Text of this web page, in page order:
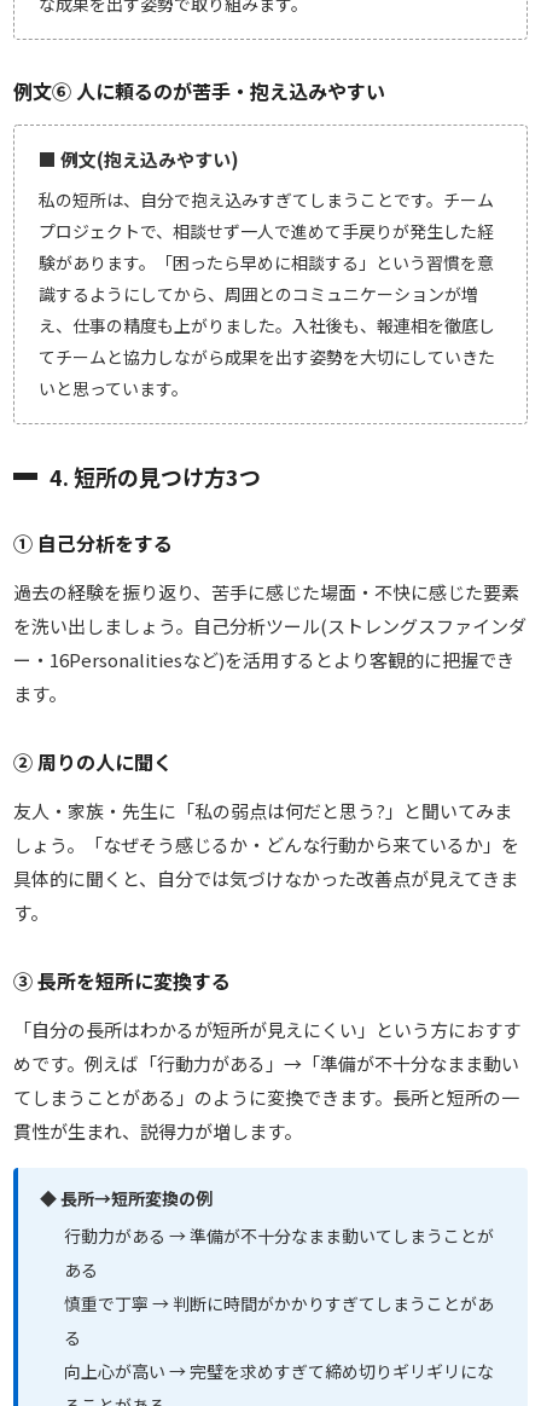
例文⑥ 人に頼るのが苦手・抱え込みやすい
■ 例文(抱え込みやすい)
私の短所は、自分で抱え込みすぎてしまうことです。チーム
プロジェクトで、相談せず一人で進めて手戻りが発生した経
験があります。「困ったら早めに相談する」という習慣を意
識するようにしてから、周囲とのコミュニケーションが増
え、仕事の精度も上がりました。入社後も、報連相を徹底し
てチームと協力しながら成果を出す姿勢を大切にしていきた
いと思っています。
4. 短所の見つけ方3つ
① 自己分析をする
過去の経験を振り返り、苦手に感じた場面・不快に感じた要素
を洗い出しましょう。自己分析ツール(ストレングスファインダ
ー・16Personalitiesなど)を活用するとより客観的に把握でき
ます。
② 周りの人に聞く
友人・家族・先生に「私の弱点は何だと思う?」と聞いてみま
しょう。「なぜそう感じるか・どんな行動から来ているか」を
具体的に聞くと、自分では気づけなかった改善点が見えてきま
す。
③ 長所を短所に変換する
「自分の長所はわかるが短所が見えにくい」という方におすす
めです。例えば「行動力がある」→「準備が不十分なまま動い
てしまうことがある」のように変換できます。長所と短所の一
貫性が生まれ、説得力が増します。
◆ 長所→短所変換の例
行動力がある → 準備が不十分なまま動いてしまうことが
ある
慎重で丁寧 → 判断に時間がかかりすぎてしまうことがあ
る
向上心が高い → 完璧を求めすぎて締め切りギリギリにな